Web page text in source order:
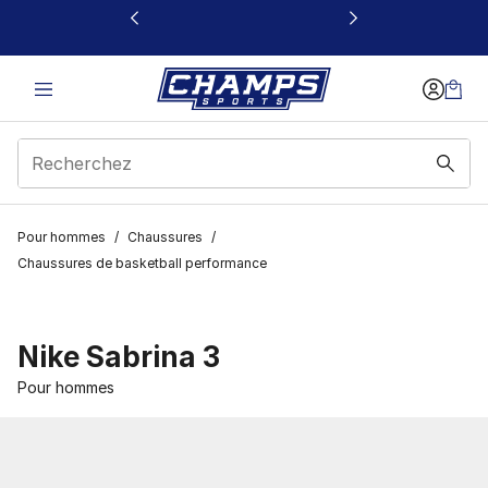
Ce lien s’ouvrira dans une nouvelle fenêtre
Pour hommes / Chaussures /
Chaussures de basketball performance
Nike Sabrina 3
Pour hommes